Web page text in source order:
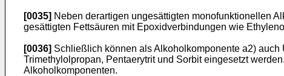
[0035] Neben derartigen ungesättigten monofunktionellen
gesättigten Fettsäuren mit Epoxidverbindungen wie
[0036] Schließlich können als Alkoholkomponente a2)
Trimethylolpropan, Pentaerytrit und Sorbit eingesetzt
Alkoholkomponenten.